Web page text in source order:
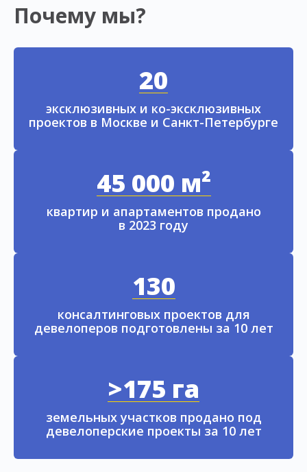
Почему мы?
20
эксклюзивных и ко-эксклюзивных
проектов в Москве и Санкт-Петербурге
45 000 м²
квартир и апартаментов продано
в 2023 году
130
консалтинговых проектов для
девелоперов подготовлены за 10 лет
>175 га
земельных участков продано под
девелоперские проекты за 10 лет